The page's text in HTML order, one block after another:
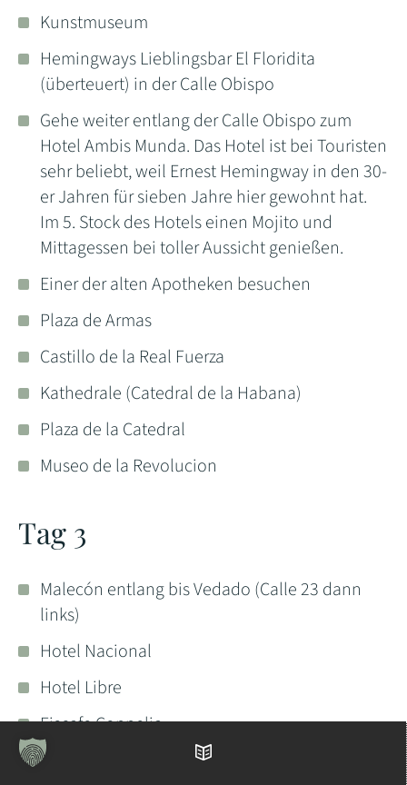
Kunstmuseum
Hemingways Lieblingsbar El Floridita
(überteuert) in der Calle Obispo
Gehe weiter entlang der Calle Obispo zum
Hotel Ambis Munda. Das Hotel ist bei Touristen
sehr beliebt, weil Ernest Hemingway in den 30-
er Jahren für sieben Jahre hier gewohnt hat.
Im 5. Stock des Hotels einen Mojito und
Mittagessen bei toller Aussicht genießen.
Einer der alten Apotheken besuchen
Plaza de Armas
Castillo de la Real Fuerza
Kathedrale (Catedral de la Habana)
Plaza de la Catedral
Museo de la Revolucion
Tag 3
Malecón entlang bis Vedado (Calle 23 dann
links)
Hotel Nacional
Hotel Libre
Eiscafe Coppelia
Universität von HavannaInhaltsverzeichnis